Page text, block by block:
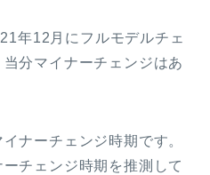
年12月にフルモデルチェ
分マイナーチェンジはあ
ナーチェンジ時期です。
チェンジ時期を推測して